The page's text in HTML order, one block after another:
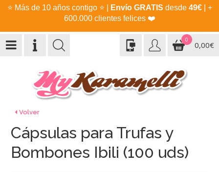
⭐ Más de 10 años contigo ⭐ Envío GRATIS desde 49€| +
600.000 clientes felices ❤️
0
0,00€
Volver
Cápsulas para Trufas y
Bombones Ibili (100 uds)